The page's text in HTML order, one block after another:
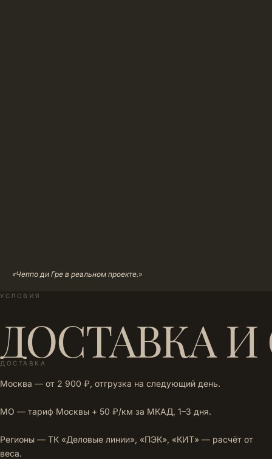
«Чеппо ди Гре в реальном проекте.»
УСЛОВИЯ
ДОСТАВКА
ДОСТАВКА
Москва — от 2 900 ₽, отгрузка на следующий день.
МО — тариф Москвы + 50 ₽/км за МКАД, 1–3 дня.
Регионы — ТК «Деловые линии», «ПЭК», «КИТ» — расчёт от
веса.